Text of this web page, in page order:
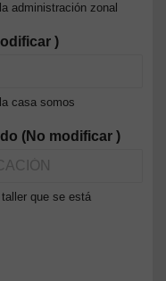
administración zonal
)
casa somos
(No modificar )
que se está